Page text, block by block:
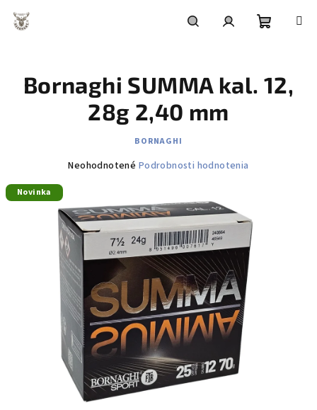
obsah
košík
Bornaghi SUMMA kal. 12,
28g 2,40 mm
BORNAGHI
Priemerné
je
0,0
z
5
hviezdičiek.
Neohodnotené Podrobnosti hodnotenia
Novinka